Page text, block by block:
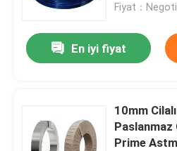
Kişiler
Ürünler
Paslanmaz Çelik Levha Sac
Fiyat：
En iyi fiyat
10mm
Prime